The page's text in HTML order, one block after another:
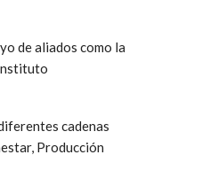
de aliados como la
cadenas
Producción